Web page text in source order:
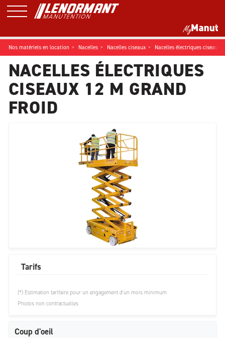
Nos matériels en location Nacelles Nacelles ciseaux Nacelles électriques ciseaux
NACELLES ÉLECTRIQUES
CISEAUX 12 M GRAND
FROID
Coup d'oeil
Tarifs
(*) Estimation tarifaire pour un engagement d'un mois minimum
Photos non contractuelles